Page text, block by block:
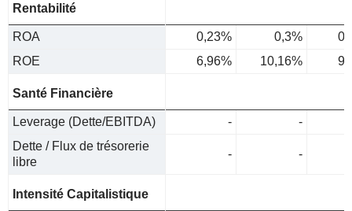
Rentabilité
ROA 0,23% 0,3%
ROE
6,96% 10,16%
Santé Financière
Leverage (Dette/EBITDA) -
-
Dette / Flux de trésorerie
libre
- -
Intensité Capitalistique